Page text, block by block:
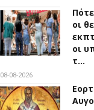
οι
οι
τ…
08-08-2026